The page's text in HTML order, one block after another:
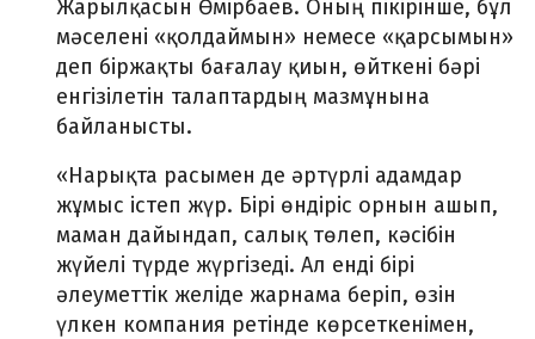
Жарылқасын Өмірбаев. Оның пікірінше, бұл
мәселені «қолдаймын» немесе «қарсымын»
деп біржақты бағалау қиын, өйткені бәрі
енгізілетін талаптардың мазмұнына
байланысты.
«Нарықта расымен де әртүрлі адамдар
жұмыс істеп жүр. Бірі өндіріс орнын ашып,
маман дайындап, салық төлеп, кәсібін
жүйелі түрде жүргізеді. Ал енді бірі
әлеуметтік желіде жарнама беріп, өзін
үлкен компания ретінде көрсеткенімен,